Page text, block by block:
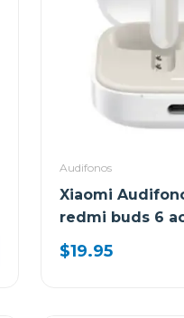
Audifonos
Xiaomi
redmi buds 6
$19.95